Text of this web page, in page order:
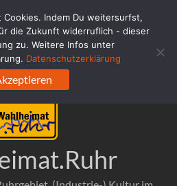
Cookies. Indem Du weitersurfst,
die Zukunft widerruflich - dieser
zu. Weitere Infos unter
Datenschutzerklärung